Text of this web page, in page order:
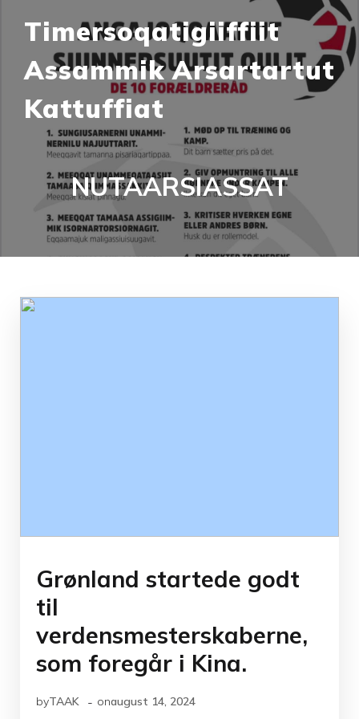
Timersoqatigiiffiit
Assammik Arsartartut
Kattuffiat
NUTAARSIASSAT
Grønland startede godt
til
verdensmesterskaberne,
som foregår i Kina.
byTAAK - onaugust 14, 2024